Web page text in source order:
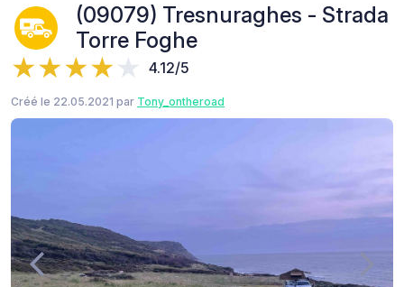
(09079) Tresnuraghes - Strada
Torre Foghe
4.12/5
Créé le 22.05.2021 par Tony_ontheroad